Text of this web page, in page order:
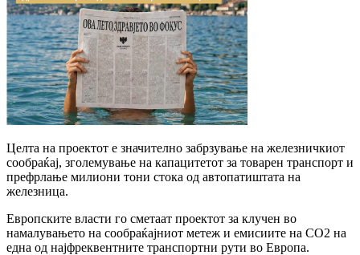
Целта на проектот е значително забрзување на железничкиот
сообраќај, зголемување на капацитетот за товарен транспорт и
префрлање милиони тони стока од автопатиштата на
железница.
Европските власти го сметаат проектот за клучен во
намалувањето на сообраќајниот метеж и емисиите на CO2 на
една од најфреквентните транспортни рути во Европа.